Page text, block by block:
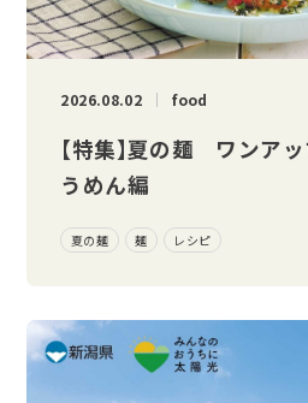
2026.08.02 food
【特集】夏の麺 ワンアッ
うめん編
夏の麺 麺 レシピ